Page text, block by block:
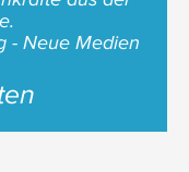
- Neue Medien